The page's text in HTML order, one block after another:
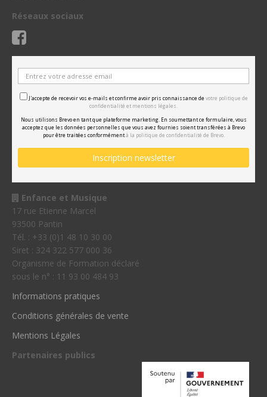
Réseaux sociaux
J'accepte de recevoir vos e-mails et confirme avoir pris connaissance de votre politique de
confidentialité et mentions légales.
Nous utilisons Brevo en tant que plateforme marketing. En soumettant ce formulaire, vous
acceptez que les données personnelles que vous avez fournies soient transférées à Brevo
pour être traitées conformémentà la politique de confidentialité de Brevo.
Enfance et Musique
17 rue Etienne Marcel
93500 Pantin
Tél. : +33 (0)1 48 10 30 00
Siret : 324 322 577 000 36
Organisme de Formation déclaré
sous le n° : 11 93 00 484 93
Informations pratiques
Conditions générales de vente
Mentions Légales
Partenaires publics